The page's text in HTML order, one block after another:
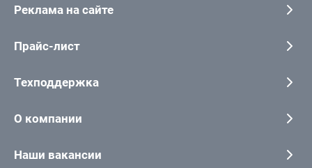
Реклама на сайте
Прайс-лист
Техподдержка
О компании
Наши вакансии